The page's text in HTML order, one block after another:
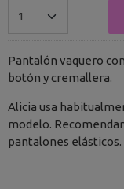
Pantalón vaquero
botón y cremallera.
Alicia usa
modelo.
pantalones elásticos.